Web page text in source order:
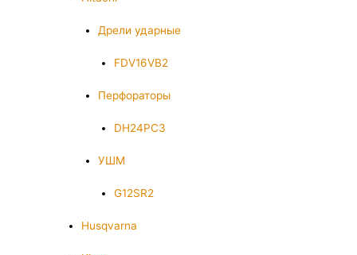
Дрели ударные
FDV16VB2
Перфораторы
DH24PC3
УШМ
G12SR2
Husqvarna